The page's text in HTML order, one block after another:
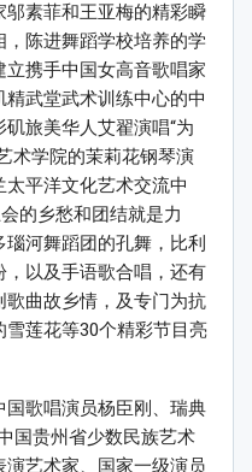
素菲和王亚梅的精彩瞬
陈进舞蹈学校培养的学
携手中国女高音歌唱家
武堂武术训练中心的中
旅美华人艾翟演唱“为
术学院的茉莉花钢琴演
平洋文化艺术交流中
的乡愁和团结就是力
河舞蹈团的孔舞，比利
以及手语歌合唱，还有
歌曲故乡情，及专门为抗
莲花等30个精彩节目亮
歌唱演员杨臣刚、瑞典
国贵州省少数民族艺术
艺术家、国家一级演员